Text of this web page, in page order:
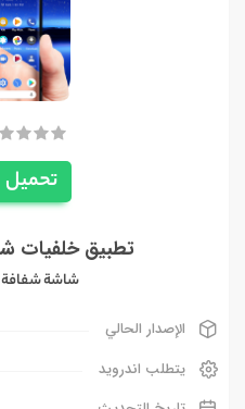
تحميل
تطبيق خلفيات
شاشة شفافة
الإصدار الحالي
يتطلب اندرويد